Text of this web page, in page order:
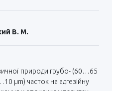
В. М.
природи грубо- (60…65
μm) часток на адгезійну